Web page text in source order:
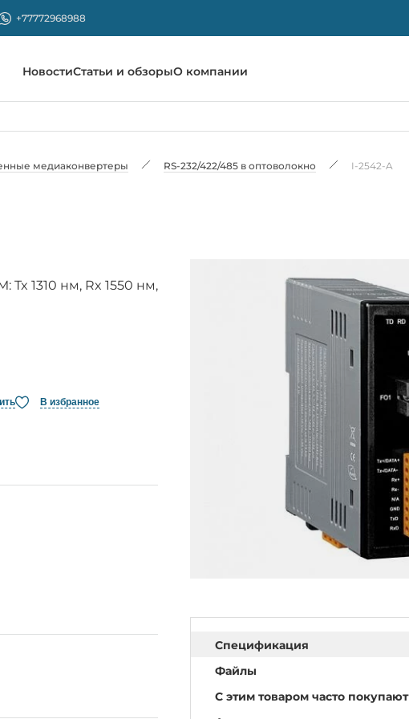
+77772968988
НовостиСтатьи и обзорыО компании
медиаконвертеры RS-232/422/485 в оптоволокно I-2542-A
Tx 1310 нм, Rx 1550 нм,
В избранное
Спецификация
Файлы
С этим товаром часто покупают